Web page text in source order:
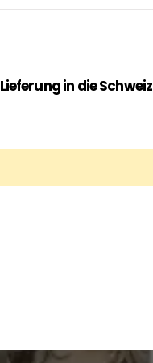
Lieferung in die Schweiz